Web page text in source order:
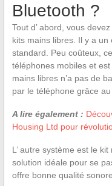
Bluetooth ?
Tout d’ abord, vous
kits mains libres. Il y a
standard. Peu coûteux,
téléphones mobiles et
mains libres n’a pas de
par le téléphone grâce
A lire également :
Housing Ltd pour
L’ autre système est le
solution idéale pour se
offre bonne qualité